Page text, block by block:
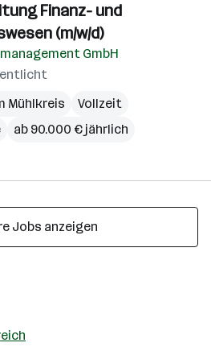
Finanz- und
(m/w/d)
GmbH
Mühlkreis
Vollzeit
ab 90.000 € jährlich
Jobs anzeigen